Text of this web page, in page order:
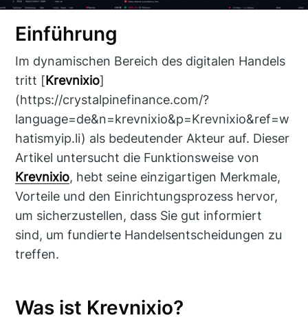
Einführung
Im dynamischen Bereich des digitalen Handels
tritt [Krevnixio]
(https://crystalpinefinance.com/?
language=de&n=krevnixio&p=Krevnixio&ref=w
hatismyip.li) als bedeutender Akteur auf. Dieser
Artikel untersucht die Funktionsweise von
Krevnixio, hebt seine einzigartigen Merkmale,
Vorteile und den Einrichtungsprozess hervor,
um sicherzustellen, dass Sie gut informiert
sind, um fundierte Handelsentscheidungen zu
treffen.
Was ist Krevnixio?